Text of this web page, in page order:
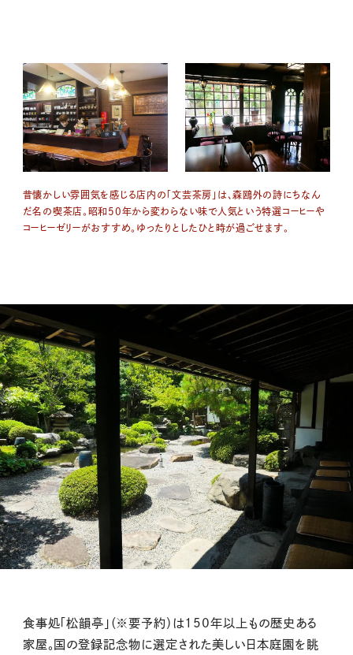
昔懐かしい雰囲気を感じる店内の「文芸茶房」は、森鴎外の詩にちなん
だ名の喫茶店。昭和50年から変わらない味で人気という特選コーヒーや
コーヒーゼリーがおすすめ。ゆったりとしたひと時が過ごせます。
食事処「松韻亭」（※要予約）は150年以上もの歴史ある
家屋。国の登録記念物に選定された美しい日本庭園を眺